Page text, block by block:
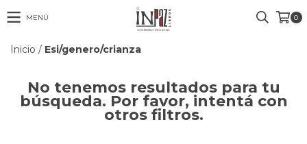
MENÚ 0
Inicio / Esi/genero/crianza
No tenemos resultados para tu
búsqueda. Por favor, intentá con
otros filtros.